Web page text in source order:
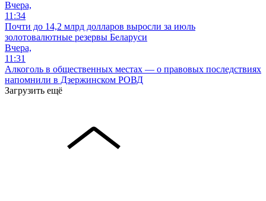
Вчера,
11:34
Почти до 14,2 млрд долларов выросли за июль
золотовалютные резервы Беларуси
Вчера,
11:31
Алкоголь в общественных местах — о правовых последствиях
напомнили в Дзержинском РОВД
Загрузить ещё